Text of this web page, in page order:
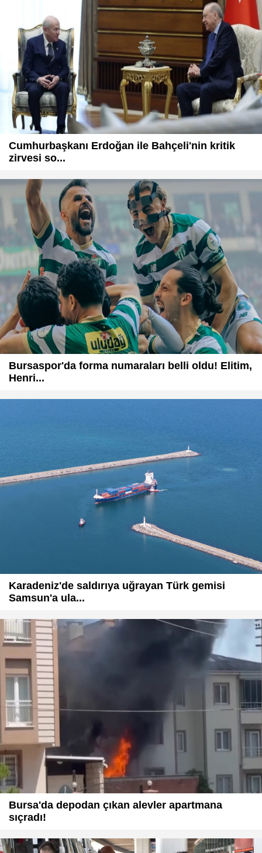
Cumhurbaşkanı Erdoğan ile Bahçeli'nin kritik
zirvesi so...
Bursaspor'da forma numaraları belli oldu! Elitim,
Henri...
Karadeniz'de saldırıya uğrayan Türk gemisi
Samsun'a ula...
Bursa'da depodan çıkan alevler apartmana
sıçradı!